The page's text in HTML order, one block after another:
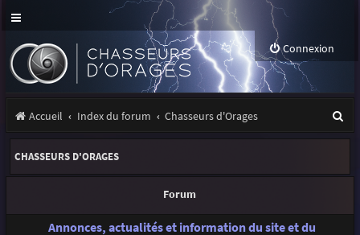
Connexion
Accueil Index du forum Chasseurs d'Orages
e
e
CHASSEURS D'ORAGES
Forum
Annonces, actualités et information du site et du